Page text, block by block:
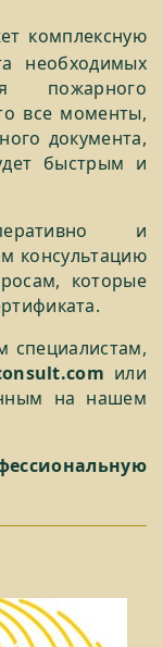
комплексную
необходимых
пожарного
все моменты,
документа,
быстрым и
и
консультацию
которые
специалистам,
или
на нашем